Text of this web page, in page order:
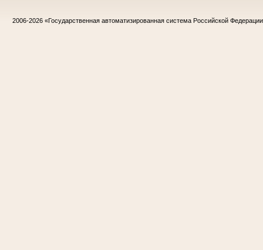
2006-2026 «Государственная автоматизированная система Российской